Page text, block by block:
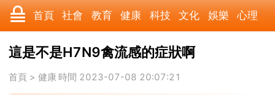
首頁 社會 教育 健康 科技 文化 娛樂 心理
數碼 汽車 美食 遊戲 時尚 家居
科學 育兒 職場 歷史 體育 寵物
這是不是H7N9禽流感的症狀啊
首頁 > 健康 時間 2023-07-08 20:07:21